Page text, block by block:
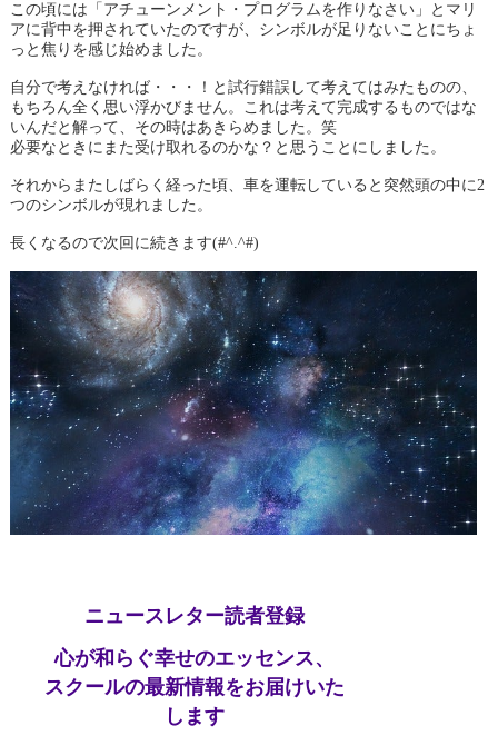
この頃には「アチューンメント・プログラムを作りなさい」とマリ
アに背中を押されていたのですが、シンボルが足りないことにちょ
っと焦りを感じ始めました。
自分で考えなければ・・・！と試行錯誤して考えてはみたものの、
もちろん全く思い浮かびません。これは考えて完成するものではな
いんだと解って、その時はあきらめました。笑
必要なときにまた受け取れるのかな？と思うことにしました。
それからまたしばらく経った頃、車を運転していると突然頭の中に2
つのシンボルが現れました。
長くなるので次回に続きます(#^.^#)
ニュースレター読者登録
心が和らぐ幸せのエッセンス、
スクールの最新情報をお届けいた
します